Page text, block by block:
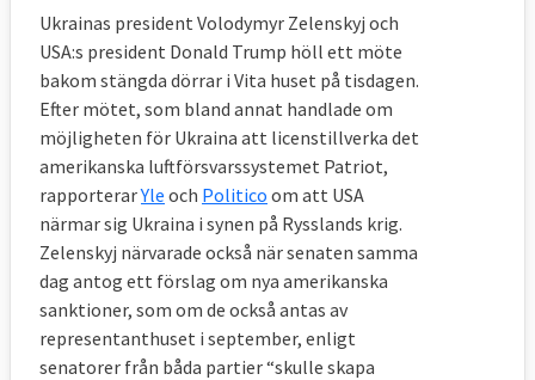
Ukrainas president Volodymyr Zelenskyj och
USA:s president Donald Trump höll ett möte
bakom stängda dörrar i Vita huset på tisdagen.
Efter mötet, som bland annat handlade om
möjligheten för Ukraina att licenstillverka det
amerikanska luftförsvarssystemet Patriot,
rapporterarYle och Politico om att USA
närmar sig Ukraina i synen på Rysslands krig.
Zelenskyj närvarade också när senaten samma
dag antog ett förslag om nya amerikanska
sanktioner, som om de också antas av
representanthuset i september, enligt
senatorer från båda partier “skulle skapa